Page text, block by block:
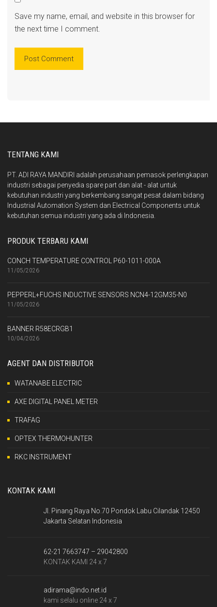
Save my name, email, and website in this browser for
the next time I comment.
TENTANG KAMI
PT. ADI RAYA MANDIRI adalah perusahaan pemasok perlengkapan
industri sebagai penyedia spare part dan alat - alat untuk
kebutuhan industri yang berkembang sangat pesat dalam bidang
Industrial Automation System dan Electrical Components untuk
kebutuhan semua industri yang ada di Indonesia.
PRODUK TERBARU KAMI
CONCH TEMPERATURE CONTROL P60-1011-000A
11/05/2026
PEPPERL+FUCHS INDUCTIVE SENSORS NCN4-12GM35-N0
11/05/2026
BANNER R58ECRGB1
10/04/2026
AGENT DAN DISTRIBUTOR
WATANABE ELECTRIC
AXE DIGITAL PANEL METER
TRAFAG
OPTEX THERMOHUNTER
RKC INSTRUMENT
KONTAK KAMI
Jl. Pinang Raya No.70 Pondok Labu Cilandak 12450
Jakarta Selatan Indonesia
62-21 7663747 – 29042800
KONTAK KAMI 24 x 7
adirama@indo.net.id
kami selalu online 24 x 7